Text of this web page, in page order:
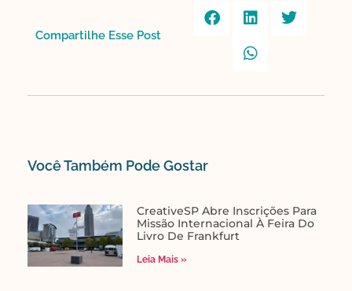
Compartilhe Esse Post​
Você Também Pode Gostar​
CreativeSP Abre Inscrições Para
Missão Internacional À Feira Do
Livro De Frankfurt
Leia Mais »